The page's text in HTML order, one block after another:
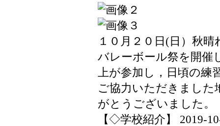
１０月２０日(日）秋
バレーボール祭を開催
上が参加し，日頃の
ご協力いただきました
がとうございました。
【◇学校紹介】 2019-